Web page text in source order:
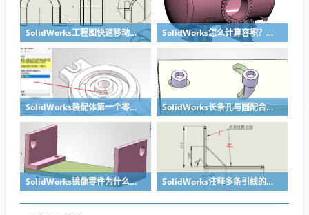
SolidWorks工程图快速移动视图位置技巧，溪风实战分享 SolidWorks怎么计算容积？容器的体积？
SolidWorks装配体第一个零件怎么固定到中心原点？90%的人一开始就做错了 SolidWorks长条孔与圆配合，槽口与圆配合超快方法
SolidWorks镜像零件为什么不对称？镜像命令使用详解 SolidWorks注释多条引线的方法步骤